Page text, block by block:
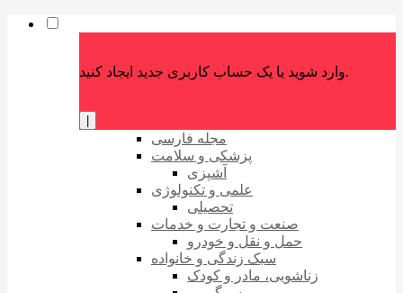
وارد شوید یا یک حساب کاربری جدید ایجاد کنید.
مجله فارسی
پزشکی و سلامت
آشپزی
علمی و تکنولوژی
تحصیلی
صنعت و تجارت و خدمات
حمل و نقل و خودرو
سبک زندگی و خانواده
زناشویی، مادر و کودک